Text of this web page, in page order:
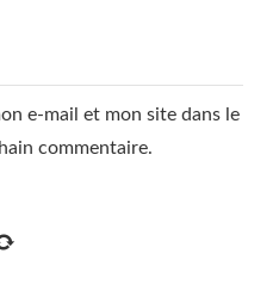
e-mail et mon site dans le
commentaire.